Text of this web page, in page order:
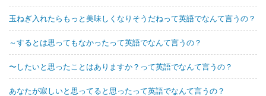
玉ねぎ入れたらもっと美味しくなりそうだねって英語でなんて言うの？
～するとは思ってもなかったって英語でなんて言うの？
〜したいと思ったことはありますか？って英語でなんて言うの？
あなたが寂しいと思ってると思ったって英語でなんて言うの？